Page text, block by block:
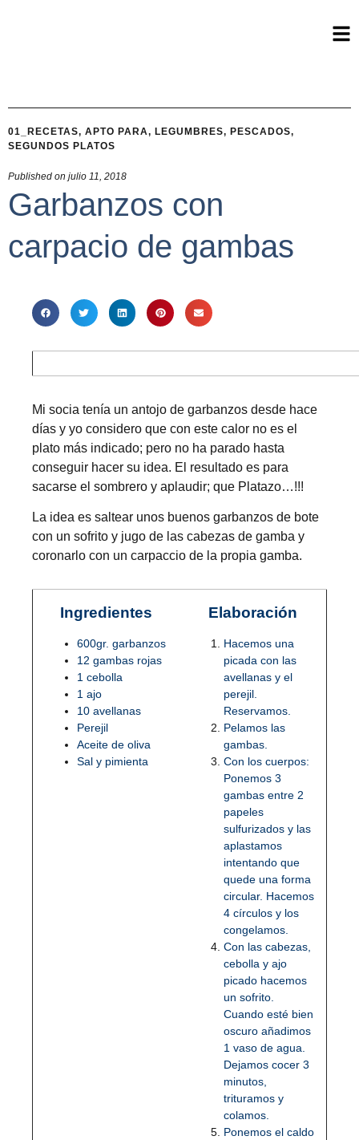
01_RECETAS, APTO PARA, LEGUMBRES, PESCADOS,
SEGUNDOS PLATOS
Published on julio 11, 2018
Garbanzos con
carpacio de gambas
Mi socia tenía un antojo de garbanzos desde hace
días y yo considero que con este calor no es el
plato más indicado; pero no ha parado hasta
conseguir hacer su idea. El resultado es para
sacarse el sombrero y aplaudir; que Platazo…!!!
La idea es saltear unos buenos garbanzos de bote
con un sofrito y jugo de las cabezas de gamba y
coronarlo con un carpaccio de la propia gamba.
Ingredientes
600gr. garbanzos
12 gambas rojas
1 cebolla
1 ajo
10 avellanas
Perejil
Aceite de oliva
Sal y pimienta
Elaboración
Hacemos una
picada con las
avellanas y el
perejil.
Reservamos.
Pelamos las
gambas.
Con los cuerpos:
Ponemos 3
gambas entre 2
papeles
sulfurizados y las
aplastamos
intentando que
quede una forma
circular. Hacemos
4 círculos y los
congelamos.
Con las cabezas,
cebolla y ajo
picado hacemos
un sofrito.
Cuando esté bien
oscuro añadimos
1 vaso de agua.
Dejamos cocer 3
minutos,
trituramos y
colamos.
Ponemos el caldo